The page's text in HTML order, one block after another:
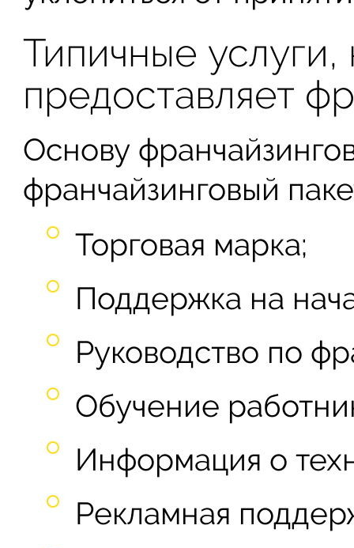
Типичные услуги,
предоставляет
Основу
франчайзинговый
Торговая марка;
Поддержка на
Руководство по
Обучение
Информация о
Рекламная